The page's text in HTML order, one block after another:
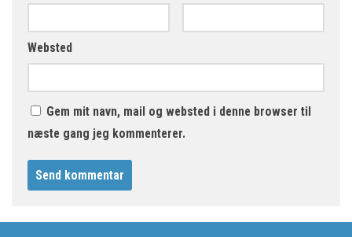
Websted
Gem mit navn, mail og websted i denne browser til
næste gang jeg kommenterer.